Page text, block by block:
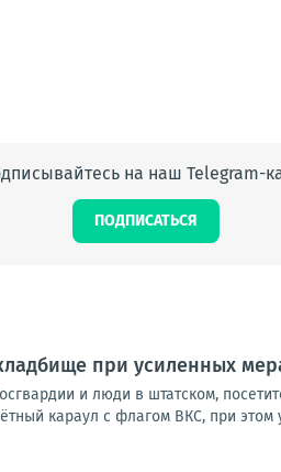
на наш Telegram-
ПОДПИСАТЬСЯ
при усиленных
и люди в штатском,
караул с флагом ВКС, при этом